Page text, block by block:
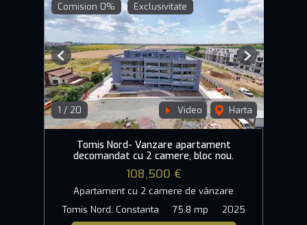
Comision 0% Exclusivitate
1 / 20 Video Harta
Previous Next
Tomis Nord- Vanzare apartament
decomandat cu 2 camere, bloc nou.
108,500 €
Apartament cu 2 camere de vânzare
Tomis Nord, Constanta
75.8 mp 2025